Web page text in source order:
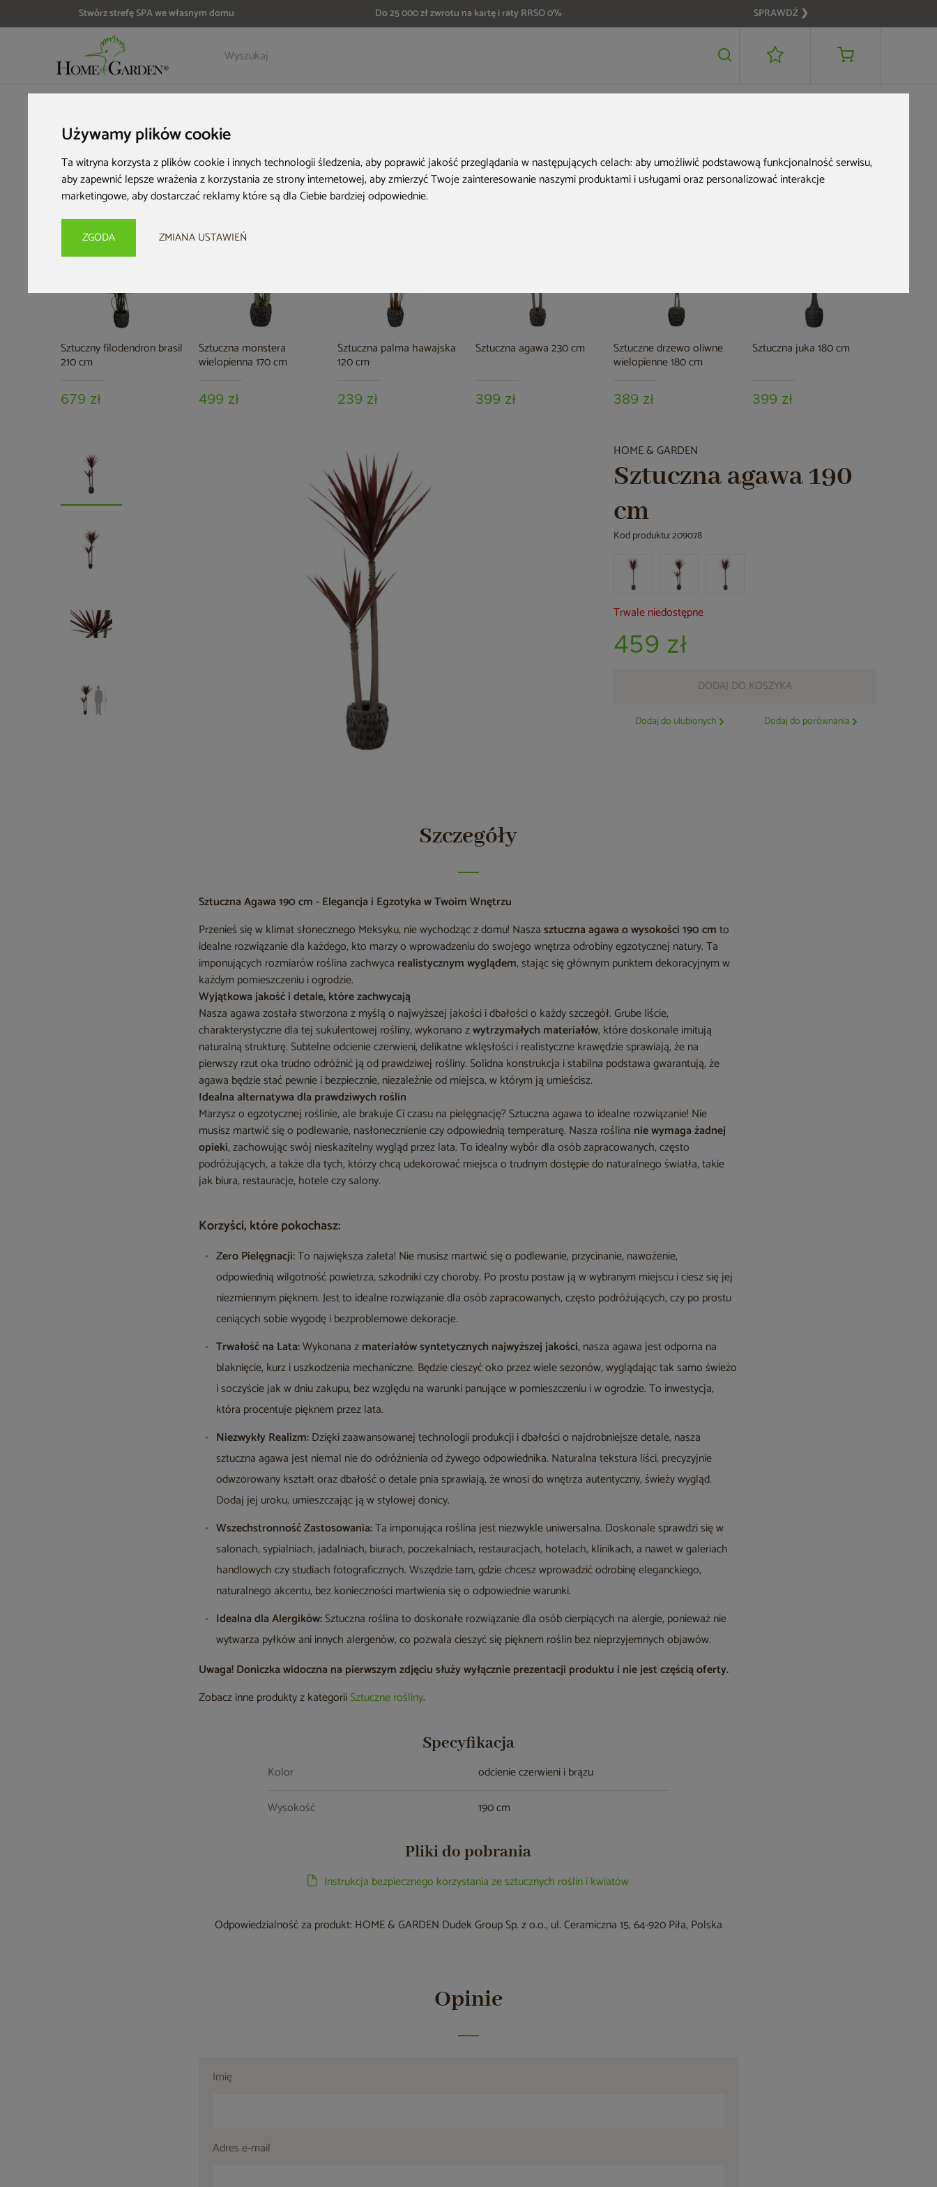
Używamy plików cookie
Ta witryna korzysta z plików cookie i innych technologii śledzenia, aby poprawić jakość przeglądania w następujących celach:aby umożliwić podstawową funkcjonalność serwisu,
aby zapewnić lepsze wrażenia z korzystania ze strony internetowej,aby zmierzyć Twoje zainteresowanie naszymi produktami i usługami oraz personalizować interakcje
marketingowe,aby dostarczać reklamy które są dla Ciebie bardziej odpowiednie.
ZGODA ZMIANA USTAWIEŃ
Stwórz strefę SPA we własnym domu Do 25 000 zł zwrotu na kartę i raty RRSO 0% SPRAWDŹ ❯
Szczegóły Opinie Akcesoria 459 zł DODAJ DO KOSZYKA
Sztuczny filodendron brasil
210 cm
679 zł
Sztuczna monstera
wielopienna 170 cm
499 zł
Sztuczna palma hawajska
120 cm
239 zł
Sztuczna agawa 230 cm
399 zł
Sztuczne drzewo oliwne
wielopienne 180 cm
389 zł
Sztuczna juka 180 cm
399 zł
HOME & GARDEN
Sztuczna agawa 190
cm
Kod produktu: 209078
Trwale niedostępne
459 zł
DODAJ DO KOSZYKA
Dodaj do ulubionych Dodaj do porównania
Szczegóły
Sztuczna Agawa 190 cm - Elegancja i Egzotyka w Twoim Wnętrzu
Przenieś się w klimat słonecznego Meksyku, nie wychodząc z domu! Naszasztuczna agawa o wysokości 190 cmto
idealne rozwiązanie dla każdego, kto marzy o wprowadzeniu do swojego wnętrza odrobiny egzotycznej natury. Ta
imponujących rozmiarów roślina zachwyca realistycznym wyglądem, stając się głównym punktem dekoracyjnym w
każdym pomieszczeniu i ogrodzie.
Wyjątkowa jakość i detale, które zachwycają
Nasza agawa została stworzona z myślą o najwyższej jakości i dbałości o każdy szczegół. Grube liście,
charakterystyczne dla tej sukulentowej rośliny, wykonano zwytrzymałych materiałów, które doskonale imitują
naturalną strukturę. Subtelne odcienie czerwieni, delikatne wklęsłości i realistyczne krawędzie sprawiają, że na
pierwszy rzut oka trudno odróżnić ją od prawdziwej rośliny. Solidna konstrukcja i stabilna podstawa gwarantują, że
agawa będzie stać pewnie i bezpiecznie, niezależnie od miejsca, w którym ją umieścisz.
Idealna alternatywa dla prawdziwych roślin
Marzysz o egzotycznej roślinie, ale brakuje Ci czasu na pielęgnację? Sztuczna agawa to idealne rozwiązanie! Nie
musisz martwić się o podlewanie, nasłonecznienie czy odpowiednią temperaturę. Nasza roślina nie wymaga żadnej
opieki, zachowując swój nieskazitelny wygląd przez lata. To idealny wybór dla osób zapracowanych, często
podróżujących, a także dla tych, którzy chcą udekorować miejsca o trudnym dostępie do naturalnego światła, takie
jak biura, restauracje, hotele czy salony.
Korzyści, które pokochasz:
Zero Pielęgnacji:To największa zaleta! Nie musisz martwić się o podlewanie, przycinanie, nawożenie,
odpowiednią wilgotność powietrza, szkodniki czy choroby. Po prostu postaw ją w wybranym miejscu i ciesz się jej
niezmiennym pięknem. Jest to idealne rozwiązanie dla osób zapracowanych, często podróżujących, czy po prostu
ceniących sobie wygodę i bezproblemowe dekoracje.
Trwałość na Lata:Wykonana zmateriałów syntetycznych najwyższej jakości, nasza agawa jest odporna na
blaknięcie, kurz i uszkodzenia mechaniczne. Będzie cieszyć oko przez wiele sezonów, wyglądając tak samo świeżo
i soczyście jak w dniu zakupu, bez względu na warunki panujące w pomieszczeniu i w ogrodzie. To inwestycja,
która procentuje pięknem przez lata.
Niezwykły Realizm:Dzięki zaawansowanej technologii produkcji i dbałości o najdrobniejsze detale, nasza
sztuczna agawa jest niemal nie do odróżnienia od żywego odpowiednika. Naturalna tekstura liści, precyzyjnie
odwzorowany kształt oraz dbałość o detale pnia sprawiają, że wnosi do wnętrza autentyczny, świeży wygląd.
Dodaj jej uroku, umieszczając ją w stylowej donicy.
Wszechstronność Zastosowania:Ta imponująca roślina jest niezwykle uniwersalna. Doskonale sprawdzi się w
salonach, sypialniach, jadalniach, biurach, poczekalniach, restauracjach, hotelach, klinikach, a nawet w galeriach
handlowych czy studiach fotograficznych. Wszędzie tam, gdzie chcesz wprowadzić odrobinę eleganckiego,
naturalnego akcentu, bez konieczności martwienia się o odpowiednie warunki.
Idealna dla Alergików:Sztuczna roślina to doskonałe rozwiązanie dla osób cierpiących na alergie, ponieważ nie
wytwarza pyłków ani innych alergenów, co pozwala cieszyć się pięknem roślin bez nieprzyjemnych objawów.
Uwaga! Doniczka widoczna na pierwszym zdjęciu służy wyłącznie prezentacji produktu i nie jest częścią oferty.
Zobacz inne produkty z kategoriiSztuczne rośliny.
Specyfikacja
Kolor
odcienie czerwieni i brązu
Wysokość
190 cm
Pliki do pobrania
Instrukcja bezpiecznego korzystania ze sztucznych roślin i kwiatów
Odpowiedzialność za produkt: HOME & GARDEN Dudek Group Sp. z o.o., ul. Ceramiczna 15, 64-920 Piła, Polska
Opinie
Imię
Adres e-mail